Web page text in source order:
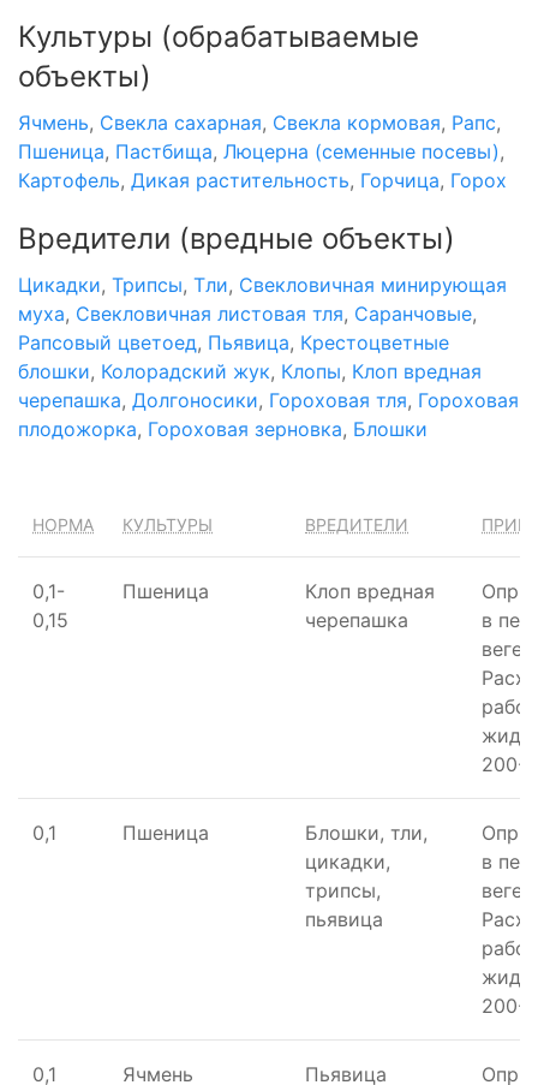
Культуры (обрабатываемые
объекты)
Ячмень, Свекла сахарная, Свекла кормовая, Рапс,
Пшеница, Пастбища, Люцерна (семенные посевы),
Картофель, Дикая растительность, Горчица, Горох
Вредители (вредные объекты)
Цикадки, Трипсы, Тли, Свекловичная минирующая
муха, Свекловичная листовая тля, Саранчовые,
Рапсовый цветоед, Пьявица, Крестоцветные
блошки, Колорадский жук, Клопы, Клоп вредная
черепашка, Долгоносики, Гороховая тля, Гороховая
плодожорка, Гороховая зерновка, Блошки
НОРМА КУЛЬТУРЫ ВРЕДИТЕЛИ
0,1-
0,15
Пшеница
Клоп вредная
черепашка
в
200-
0,1 Пшеница
Блошки, тли,
цикадки,
трипсы,
пьявица
в
200-
0,1 Ячмень Пьявица